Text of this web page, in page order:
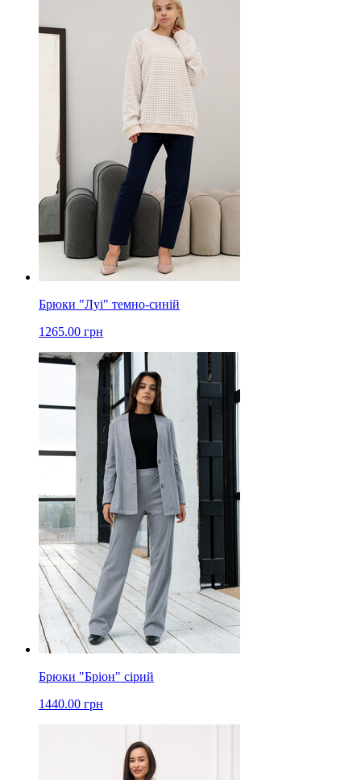
Брюки "Луі" темно-синій
1265.00 грн
Брюки "Бріон" сірий
1440.00 грн